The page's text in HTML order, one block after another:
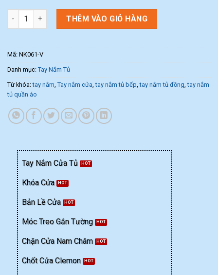
Tay nắm âm tủ hợp kim NK061-V (Màu Vàng) số lượng
THÊM VÀO GIỎ HÀNG
Mã: NK061-V
Danh mục: Tay Nắm Tủ
Từ khóa:tay nắm Tay nắm cửa ,tay nắm tủ bếp ,tay nắm tủ đồng ,tay nắm
tủ quần áo
Tay Nắm Cửa Tủ
Khóa Cửa
Bản Lề Cửa
Móc Treo Gắn Tường
Chặn Cửa Nam Châm
Chốt Cửa Clemon